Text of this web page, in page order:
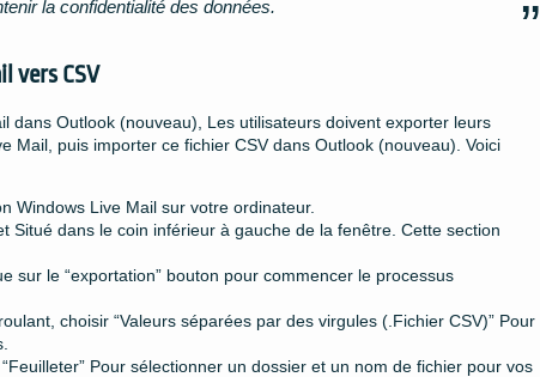
la confidentialité des données.
vers CSV
dans Outlook (nouveau), Les utilisateurs doivent exporter leurs
Mail, puis importer ce fichier CSV dans Outlook (nouveau). Voici
Windows Live Mail sur votre ordinateur.
Situé dans le coin inférieur à gauche de la fenêtre. Cette section
sur le “exportation” bouton pour commencer le processus
choisir “Valeurs séparées par des virgules (.Fichier CSV)” Pour
Pour sélectionner un dossier et un nom de fichier pour vos